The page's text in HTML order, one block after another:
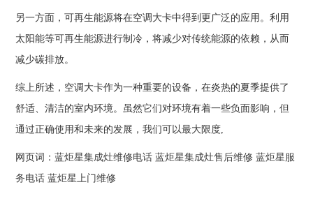
另一方面，可再生能源将在空调大卡中得到更广泛的应用。利用
太阳能等可再生能源进行制冷，将减少对传统能源的依赖，从而
减少碳排放。
综上所述，空调大卡作为一种重要的设备，在炎热的夏季提供了
舒适、清洁的室内环境。虽然它们对环境有着一些负面影响，但
通过正确使用和未来的发展，我们可以最大限度,
网页词：蓝炬星集成灶维修电话 蓝炬星集成灶售后维修 蓝炬星服
务电话 蓝炬星上门维修